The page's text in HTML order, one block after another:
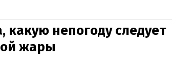
какую непогоду следует
жары